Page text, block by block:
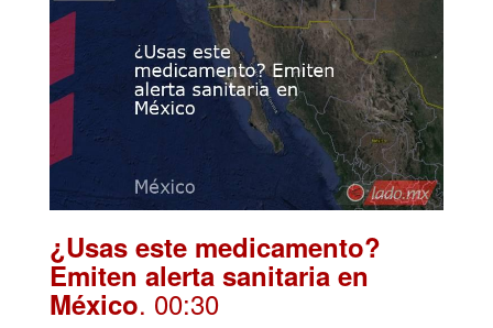
¿Usas este medicamento?
Emiten alerta sanitaria en
México. 00:30